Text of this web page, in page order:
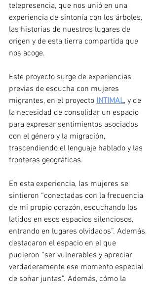
telepresencia, que nos unió en una
experiencia de sintonía con los árboles,
las historias de nuestros lugares de
origen y de esta tierra compartida que
nos acoge.
Este proyecto surge de experiencias
previas de escucha con mujeres
migrantes, en el proyecto INTIMAL, y de
la necesidad de consolidar un espacio
para expresar sentimientos asociados
con el género y la migración,
trascendiendo el lenguaje hablado y las
fronteras geográficas.
En esta experiencia, las mujeres se
sintieron “conectadas con la frecuencia
de mi propio corazón, escuchando los
latidos en esos espacios silenciosos,
entrando en lugares olvidados”. Además,
destacaron el espacio en el que
pudieron “ser vulnerables y apreciar
verdaderamente ese momento especial
de soñar juntas”. Además, cómo la